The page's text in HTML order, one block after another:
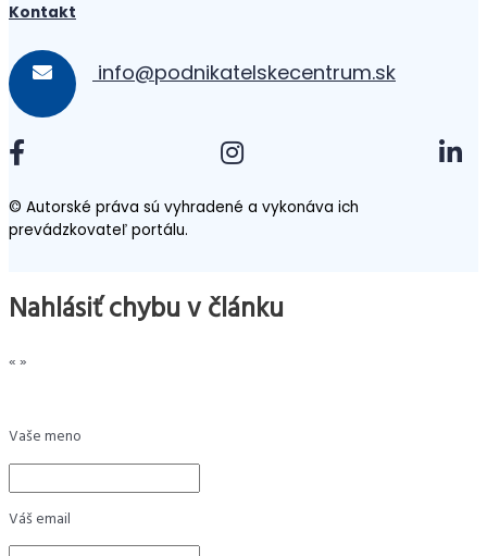
Kontakt
info@podnikatelskecentrum.sk
© Autorské práva sú vyhradené a vykonáva ich
prevádzkovateľ portálu.
Nahlásiť chybu v článku
«»
Vaše meno
Váš email